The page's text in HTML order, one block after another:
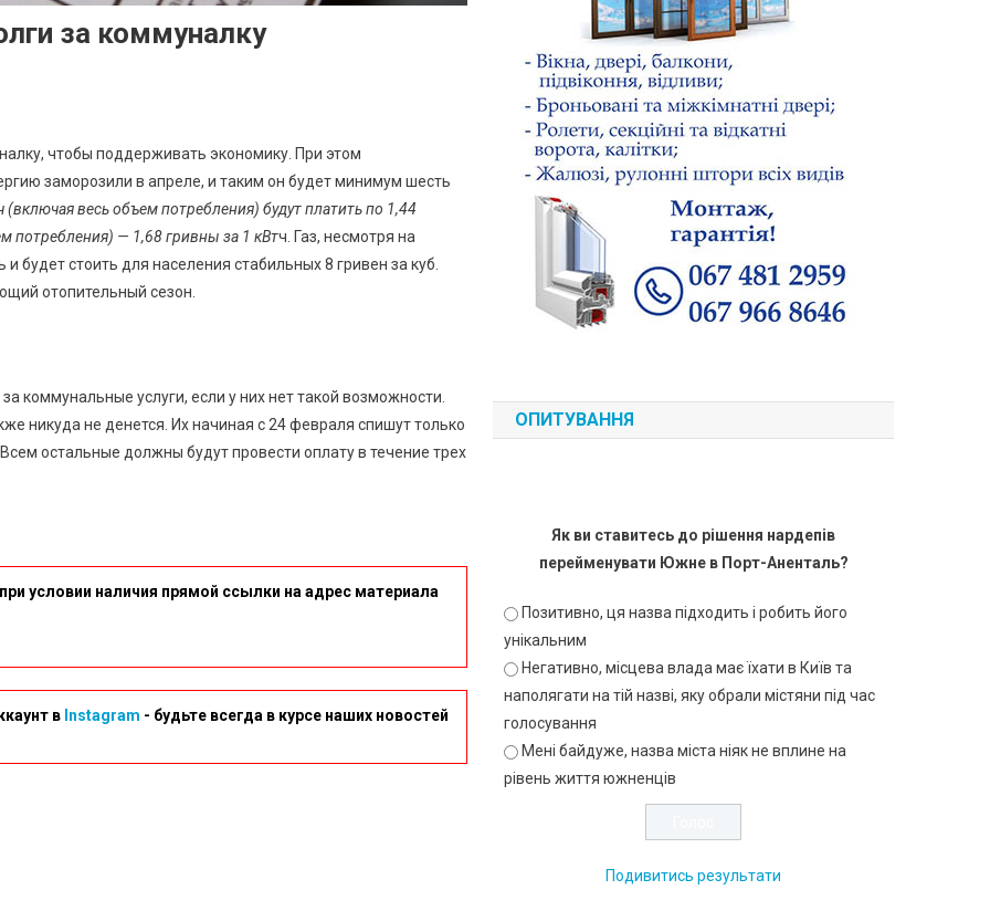
за коммуналку
чтобы поддерживать экономику. При этом
заморозили в апреле, и таким он будет минимум шесть
(включая весь объем потребления) будут платить по 1,44
потребления) — 1,68 гривны за 1 кВтч. Газ, несмотря на
будет стоить для населения стабильных 8 гривен за куб.
отопительный сезон.
коммунальные услуги, если у них нет такой возможности.
никуда не денется. Их начиная с 24 февраля спишут только
остальные должны будут провести оплату в течение трех
условии наличия прямой ссылки на адрес материала
в Instagram - будьте всегда в курсе наших новостей
ОПИТУВАННЯ
Як ви ставитесь до рішення нардепів
перейменувати Южне в Порт-Аненталь?
Позитивно, ця назва підходить і робить його
унікальним
Негативно, місцева влада має їхати в Київ та
наполягати на тій назві, яку обрали містяни під час
голосування
Мені байдуже, назва міста ніяк не вплине на
рівень життя южненців
Подивитись результати